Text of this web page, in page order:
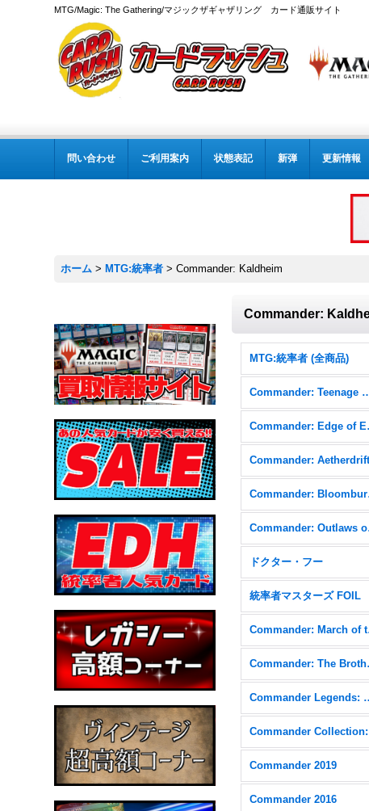
MTG/Magic: The Gathering/マジックザギャザリング カード通販サイト
問い合わせ ご利用案内 状態表記 新弾 更新情報
ホーム > MTG:統率者 > Commander: Kaldheim
Commander:
MTG:統率者 (全商品)
Commander: Teenage
Commander:
ドクター・フー
統率者マスターズ FOIL
Commander
Commander 2019
Commander 2016